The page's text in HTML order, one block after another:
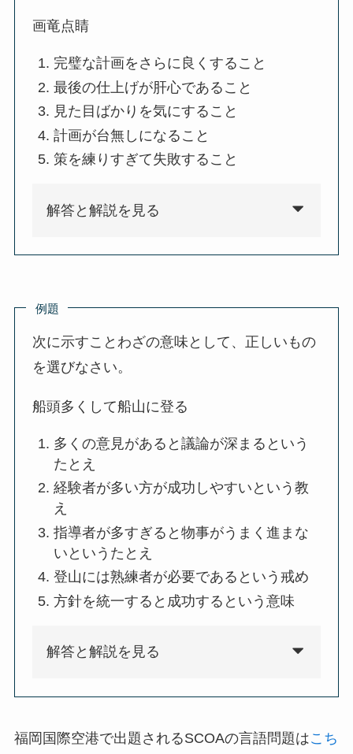
画竜点睛
完璧な計画をさらに良くすること
最後の仕上げが肝心であること
見た目ばかりを気にすること
計画が台無しになること
策を練りすぎて失敗すること
解答と解説を見る
例題
次に示すことわざの意味として、正しいもの
を選びなさい。
船頭多くして船山に登る
多くの意見があると議論が深まるという
たとえ
経験者が多い方が成功しやすいという教
え
指導者が多すぎると物事がうまく進まな
いというたとえ
登山には熟練者が必要であるという戒め
方針を統一すると成功するという意味
解答と解説を見る
福岡国際空港で出題されるSCOAの言語問題はこち